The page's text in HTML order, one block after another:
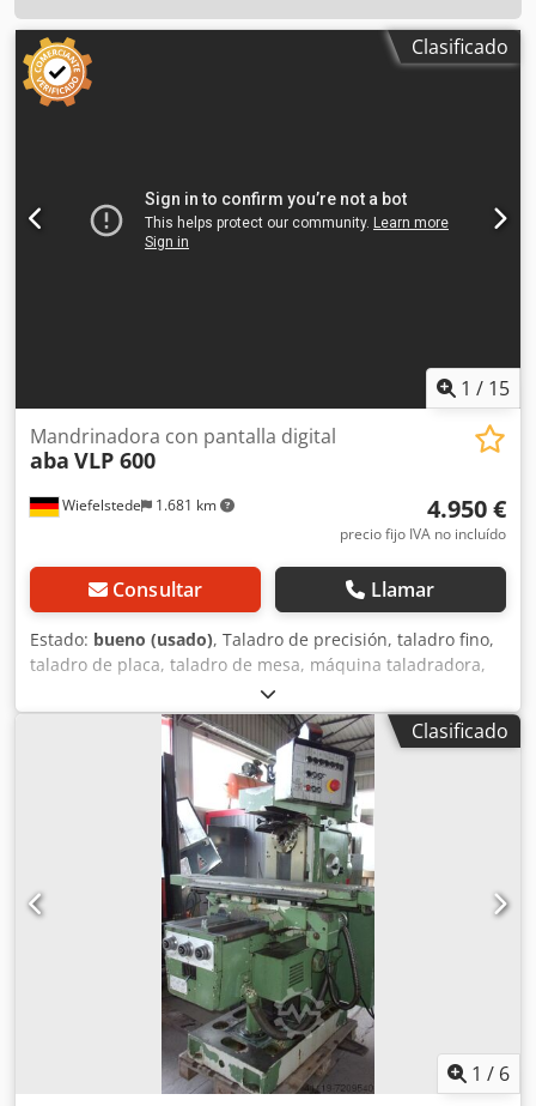
Clasificado
1 / 15
Wiefelstede 1.681 km
Mandrinadora con pantalla digital
aba VLP 600
4.950 €
precio fijo IVA no incluído
Consultar Llamar
Estado: bueno (usado), Taladro de precisión, taladro fino,
taladro de placa, taladro de mesa, máquina taladradora,
fresadora. -Dimensiones de la mesa: 700 x 405 mm -
Recorridos: Eje Z: 330 mm / Eje Y: 410 mm / Eje X: 630 mm -
Recorrido del husillo: 155 mm Dsdped Tk Stofx Aaxock -
Cono: MK4 -Velocidades de giro: 31 - 1500 rpm -
Dimensiones: 1570/1800/A 2600 mm -Peso: 2600 kg
Clasificado
1 / 6